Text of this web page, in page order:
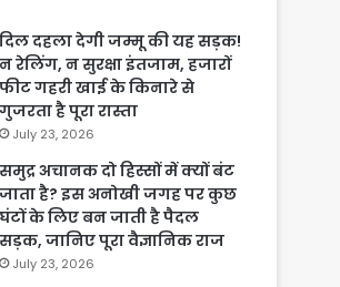
दिल दहला देगी जम्मू की यह सड़क!
न रेलिंग, न सुरक्षा इंतजाम, हजारों
फीट गहरी खाई के किनारे से
गुजरता है पूरा रास्ता
July 23, 2026
समुद्र अचानक दो हिस्सों में क्यों बंट
जाता है? इस अनोखी जगह पर कुछ
घंटों के लिए बन जाती है पैदल
सड़क, जानिए पूरा वैज्ञानिक राज
July 23, 2026